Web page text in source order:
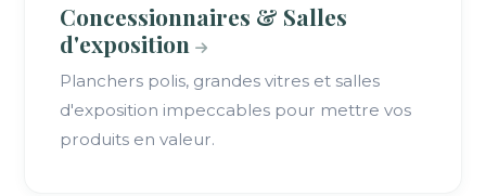
Concessionnaires & Salles
d'exposition
Planchers polis, grandes vitres et salles
d'exposition impeccables pour mettre vos
produits en valeur.